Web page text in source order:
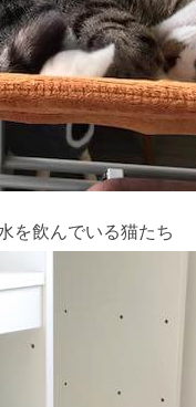
を飲んでいる猫たち